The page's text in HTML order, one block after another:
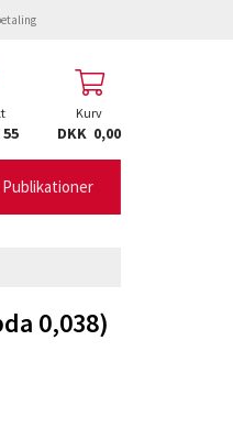
55
Kurv
DKK 0,00
Publikationer
0,038)